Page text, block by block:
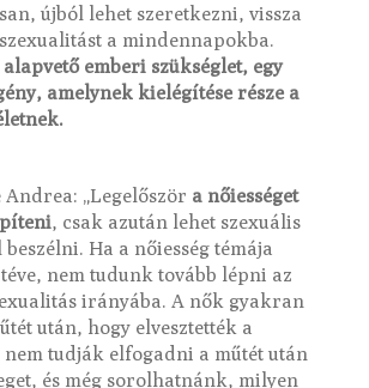
újból lehet szeretkezni, vissza
a mindennapokba.
alapvető emberi szükséglet, egy
amelynek kielégítése része a
„Legelőször a nőiességet
, csak azután lehet szexuális
Ha a nőiesség témája
nem tudunk tovább lépni az
irányába. A nők gyakran
után, hogy elvesztették a
nem tudják elfogadni a műtét után
és még sorolhatnánk, milyen